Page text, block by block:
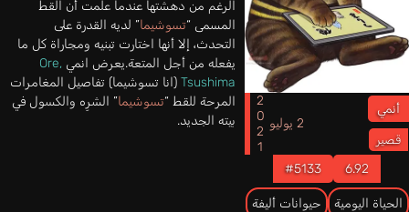
أنمي
قصير
2 يوليو 2021
6.92
#5133
الحياة اليومية حيوانات أليفة
الرغم من دهشتها عندما علمت أن القط
المسمى “تسوشيما” لديه القدرة على
التحدث، إلا أنها اختارت تبنيه ومجاراة كل ما
يفعله من أجل المتعة.يعرض انمي Ore,
Tsushima (انا تسوشيما) تفاصيل المغامرات
المرحة للقط “تسوشيما” الشرِه والكسول في
بيته الجديد.